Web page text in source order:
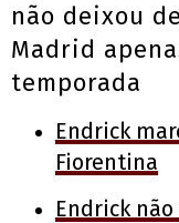
não deixou
Madrid
temporada
Endrick
Fiorentina
Endrick